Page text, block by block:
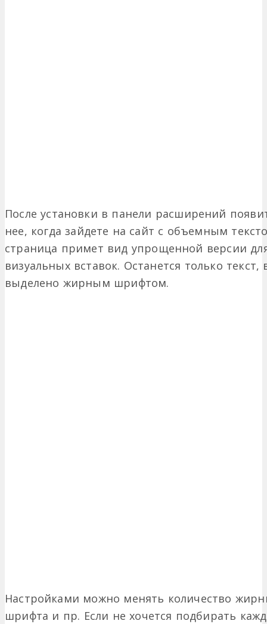
После установки в панели расширений
нее, когда зайдете на сайт с объемным
страница примет вид упрощенной версии
визуальных вставок. Останется только
выделено жирным шрифтом.
Настройками можно менять количество
шрифта и пр. Если не хочется подбирать